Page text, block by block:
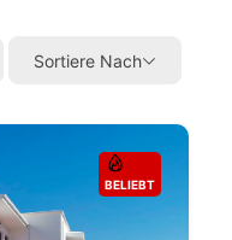
Sortiere Nach
BELIEBT